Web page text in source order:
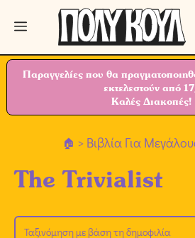
Μετάβαση
περιεχόμενο
Μενού
Παραγγελίες που θα
εκτελεστούν από
Καλές
> Βιβλία Για
The Trivialist